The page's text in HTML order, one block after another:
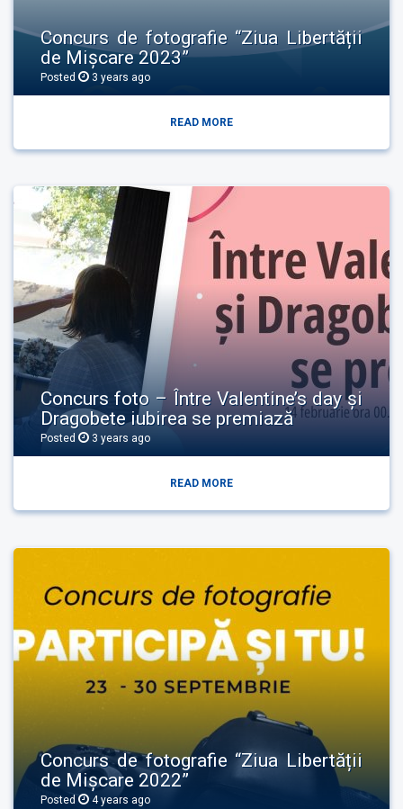
Concurs de fotografie “Ziua Libertății
de Mișcare 2023”
Posted 3 years ago
READ MORE
Concurs foto – Între Valentine’s day și
Dragobete iubirea se premiază
Posted 3 years ago
READ MORE
Concurs de fotografie “Ziua Libertății
de Mișcare 2022”
Posted 4 years ago